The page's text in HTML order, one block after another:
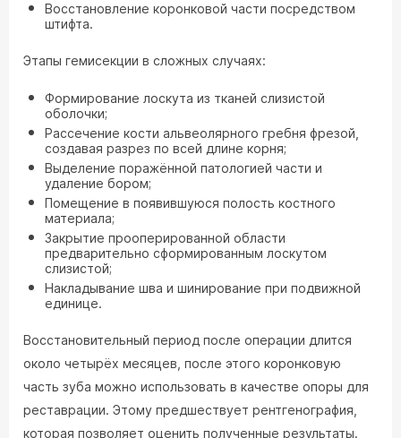
Восстановление коронковой части посредством
штифта.
Этапы гемисекции в сложных случаях:
Формирование лоскута из тканей слизистой
оболочки;
Рассечение кости альвеолярного гребня фрезой,
создавая разрез по всей длине корня;
Выделение поражённой патологией части и
удаление бором;
Помещение в появившуюся полость костного
материала;
Закрытие прооперированной области
предварительно сформированным лоскутом
слизистой;
Накладывание шва и шинирование при подвижной
единице.
Восстановительный период после операции длится
около четырёх месяцев, после этого коронковую
часть зуба можно использовать в качестве опоры для
реставрации. Этому предшествует рентгенография,
которая позволяет оценить полученные результаты.